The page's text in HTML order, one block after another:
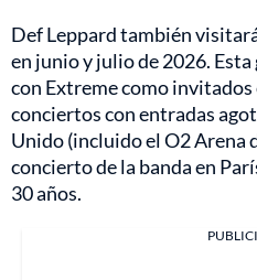
Def Leppard también
en junio y julio de 2026.
con Extreme como invitados
conciertos con entradas
Unido (incluido el O2 Arena
concierto de la banda en
30 años.